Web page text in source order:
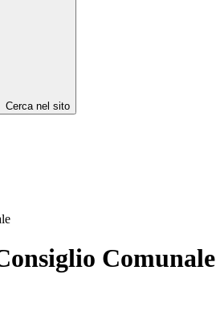
Cerca nel sito
Comunale